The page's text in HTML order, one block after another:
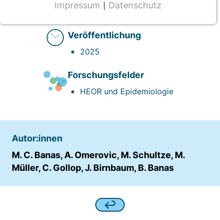
externer Link
Veröffentlichung
2025
Forschungsfelder
HEOR und Epidemiologie
Autor:innen
M. C. Banas, A. Omerovic, M. Schultze, M.
Müller, C. Gollop, J. Birnbaum, B. Banas
NOTWENDIGE COOKIES
CMS Cookie
Anbieter:
TYPO3
Frontend Benutzer Identifizierung
Cookie Laufzeit:
Sitzung
Wir werten das Nutzerverhalten mit
Impressum Datenschutz